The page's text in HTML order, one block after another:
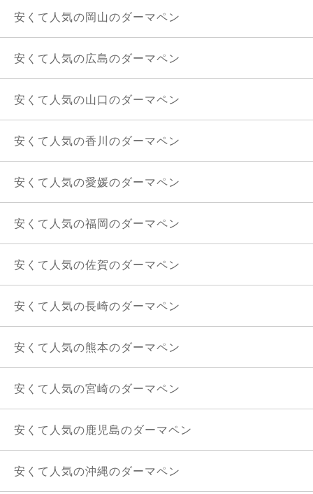
安くて人気の岡山のダーマペン
安くて人気の広島のダーマペン
安くて人気の山口のダーマペン
安くて人気の香川のダーマペン
安くて人気の愛媛のダーマペン
安くて人気の福岡のダーマペン
安くて人気の佐賀のダーマペン
安くて人気の長崎のダーマペン
安くて人気の熊本のダーマペン
安くて人気の宮崎のダーマペン
安くて人気の鹿児島のダーマペン
安くて人気の沖縄のダーマペン